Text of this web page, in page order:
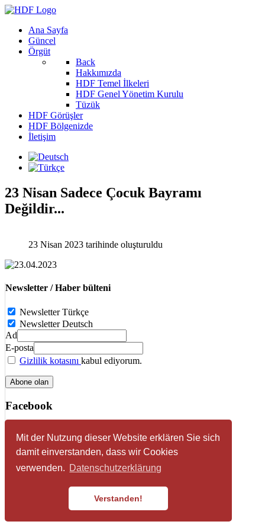
Mit der Nutzung dieser Website erklären Sie sich
damit einverstanden, dass wir Cookies
verwenden. Datenschutzerklärung
Verstanden!
Ana Sayfa
Güncel
Örgüt
Back
Hakkımızda
HDF Temel İlkeleri
HDF Genel Yönetim Kurulu
Tüzük
HDF Görüşler
HDF Bölgenizde
İletişim
23 Nisan Sadece Çocuk Bayramı
Değildir...
23 Nisan 2023 tarihinde oluşturuldu
Newsletter / Haber bülteni
Newsletter Türkçe
Newsletter Deutsch
Ad
E-posta
Gizlilik kotasını kabul ediyorum.
Facebook
Datenschutzerklärung
© 2026 HDF - Föderation der Volksvereine türkischer